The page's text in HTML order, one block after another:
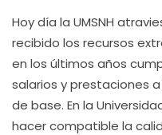
Hoy día la UMSNH
recibido los recursos
en los últimos años
salarios y prestaciones
de base. En la
hacer compatible la